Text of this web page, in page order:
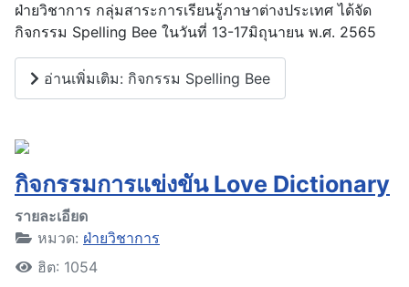
ฝ่ายวิชาการ กลุ่มสาระการเรียนรู้ภาษาต่างประเทศ ได้จัด
กิจกรรม Spelling Bee ในวันที่ 13-17มิถุนายน พ.ศ. 2565
อ่านเพิ่มเติม: กิจกรรม Spelling Bee
กิจกรรมการแข่งขัน Love Dictionary
รายละเอียด
หมวด: ฝ่ายวิชาการ
ฮิต: 1054